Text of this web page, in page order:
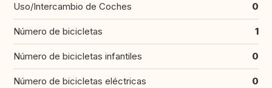
Uso/Intercambio de Coches 0
Número de bicicletas 1
Número de bicicletas infantiles 0
Número de bicicletas eléctricas 0